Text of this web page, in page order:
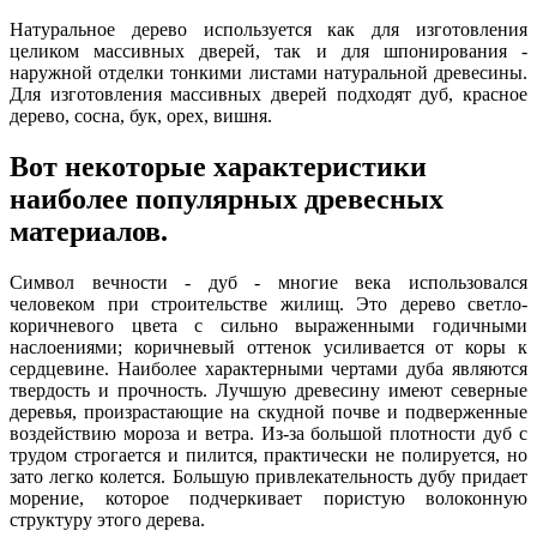
Натуральное дерево используется как для изготовления
целиком массивных дверей, так и для шпонирования -
наружной отделки тонкими листами натуральной древесины.
Для изготовления массивных дверей подходят дуб, красное
дерево, сосна, бук, орех, вишня.
Вот некоторые характеристики
наиболее популярных древесных
материалов.
Символ вечности - дуб - многие века использовался
человеком при строительстве жилищ. Это дерево светло-
коричневого цвета с сильно выраженными годичными
наслоениями; коричневый оттенок усиливается от коры к
сердцевине. Наиболее характерными чертами дуба являются
твердость и прочность. Лучшую древесину имеют северные
деревья, произрастающие на скудной почве и подверженные
воздействию мороза и ветра. Из-за большой плотности дуб с
трудом строгается и пилится, практически не полируется, но
зато легко колется. Большую привлекательность дубу придает
морение, которое подчеркивает пористую волоконную
структуру этого дерева.